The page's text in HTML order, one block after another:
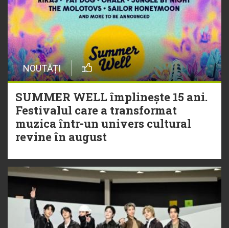
NOUTĂȚI
SUMMER WELL împlinește 15 ani.
Festivalul care a transformat
muzica într-un univers cultural
revine în august